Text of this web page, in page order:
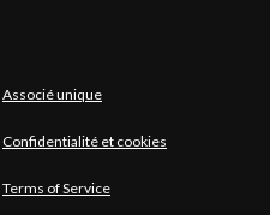
Associé unique
Confidentialité et cookies
Terms of Service